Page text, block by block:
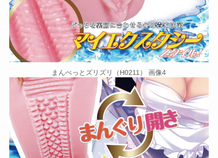
まんぺっとズリズリ（H0211） 画像4